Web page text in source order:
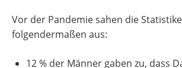
Vor der Pandemie sahen die
folgendermaßen aus:
12 % der Männer gaben zu, dass